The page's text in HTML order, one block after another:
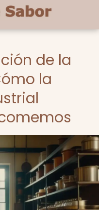
de la
la